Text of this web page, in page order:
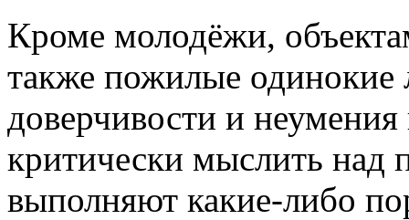
Кроме молодёжи,
также пожилые одинокие
доверчивости и
критически мыслить над
выполняют какие-либо